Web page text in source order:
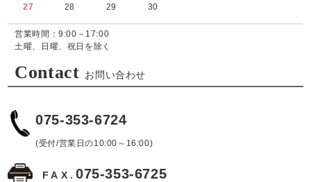
27 28 29 30
営業時間：9:00－17:00
土曜、日曜、祝日を除く
Contact お問い合わせ
075-353-6724
(受付/営業日の10:00～16:00)
FAX.075-353-6725